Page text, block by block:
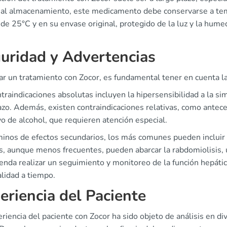
almacenamiento, este medicamento debe conservarse a
25°C y en su envase original, protegido de la luz y la
y Advertencias
un tratamiento con Zocor, es fundamental tener en cuenta
absolutas incluyen la hipersensibilidad a la
Además, existen contraindicaciones relativas, como
de alcohol, que requieren atención especial.
de efectos secundarios, los más comunes pueden
aunque menos frecuentes, pueden abarcar la
realizar un seguimiento y monitoreo de la función
a tiempo.
del Paciente
del paciente con Zocor ha sido objeto de análisis en